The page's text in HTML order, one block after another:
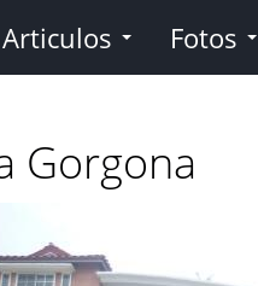
Articulos Fotos
Gorgona